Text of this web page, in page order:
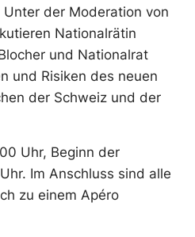
Unter der Moderation von
Nationalrätin
und Nationalrat
und Risiken des neuen
der Schweiz und der
Uhr, Beginn der
Im Anschluss sind alle
zu einem Apéro